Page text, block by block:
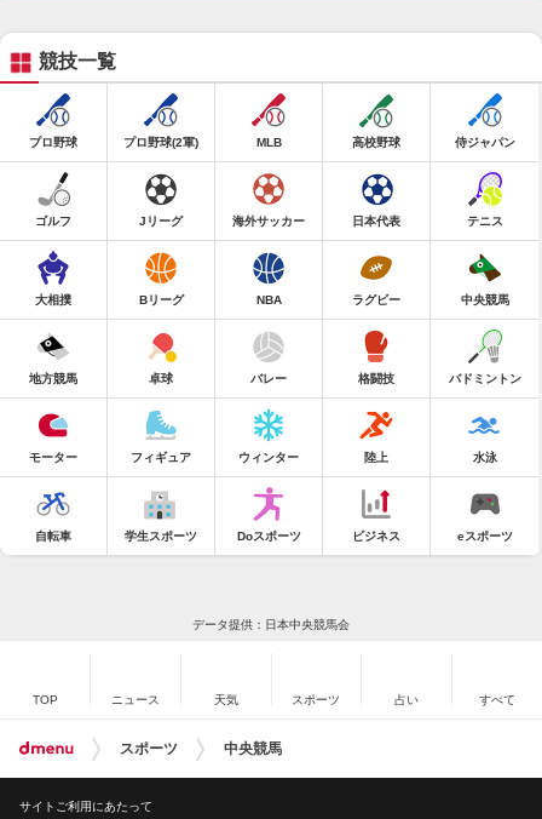
競技一覧
プロ野球 プロ野球(2軍) MLB 高校野球 侍ジャパン
ゴルフ Jリーグ 海外サッカー 日本代表 テニス
大相撲 Bリーグ NBA ラグビー 中央競馬
地方競馬 卓球 バレー 格闘技 バドミントン
モーター フィギュア ウィンター 陸上 水泳
自転車 学生スポーツ Doスポーツ ビジネス eスポーツ
データ提供：日本中央競馬会
TOP ニュース 天気 スポーツ 占い すべて
スポーツ 中央競馬
サイトご利用にあたって